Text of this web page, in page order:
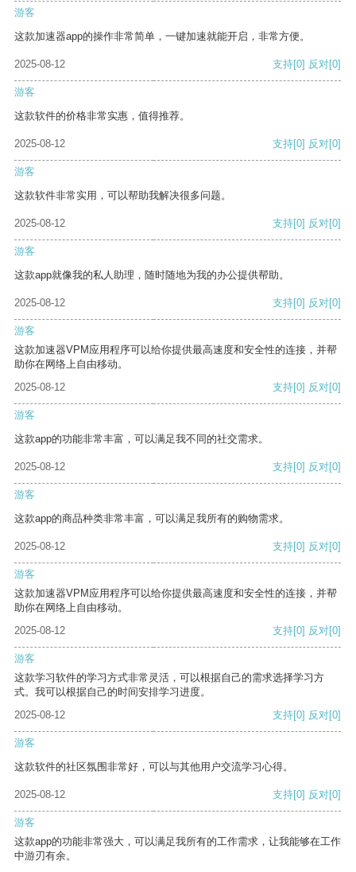
游客
这款加速器app的操作非常简单，一键加速就能开启，非常方便。
2025-08-12 支持[0] 反对[0]
游客
这款软件的价格非常实惠，值得推荐。
2025-08-12 支持[0] 反对[0]
游客
这款软件非常实用，可以帮助我解决很多问题。
2025-08-12 支持[0] 反对[0]
游客
这款app就像我的私人助理，随时随地为我的办公提供帮助。
2025-08-12 支持[0] 反对[0]
游客
这款加速器VPM应用程序可以给你提供最高速度和安全性的连接，并帮
助你在网络上自由移动。
2025-08-12
支持[0] 反对[0]
游客
这款app的功能非常丰富，可以满足我不同的社交需求。
2025-08-12 支持[0] 反对[0]
游客
这款app的商品种类非常丰富，可以满足我所有的购物需求。
2025-08-12 支持[0] 反对[0]
游客
这款加速器VPM应用程序可以给你提供最高速度和安全性的连接，并帮
助你在网络上自由移动。
2025-08-12
支持[0] 反对[0]
游客
这款学习软件的学习方式非常灵活，可以根据自己的需求选择学习方
式。我可以根据自己的时间安排学习进度。
2025-08-12
支持[0] 反对[0]
游客
这款软件的社区氛围非常好，可以与其他用户交流学习心得。
2025-08-12 支持[0] 反对[0]
游客
这款app的功能非常强大，可以满足我所有的工作需求，让我能够在工作
中游刃有余。